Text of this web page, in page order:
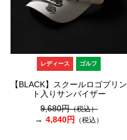
レディース ゴルフ
【BLACK】スクールロゴプリン
ト入りサンバイザー
9,680円（税込）
4,840円 （税込）